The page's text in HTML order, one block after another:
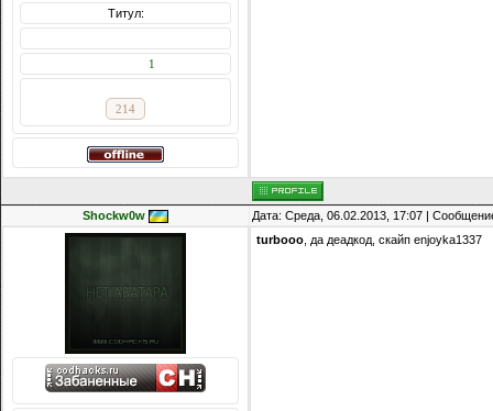
Титул:
1
214
Shockw0w Дата: Среда, 06.02.2013, 17:07 |
turbooo , да деадкод, скайп enjoyka1337